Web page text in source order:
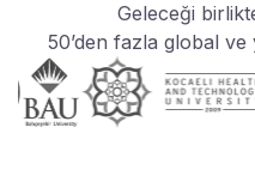
Geleceği
50’den fazla global